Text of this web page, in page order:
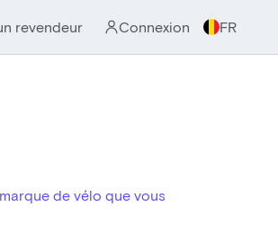
revendeur Connexion FR
de vélo que vous